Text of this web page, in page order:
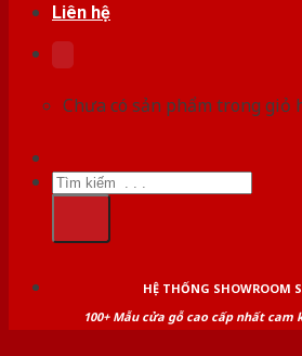
Liên hệ
Chưa có sản phẩm trong giỏ
Tìm
kiếm:
HỆ THỐNG SHOWROOM
100+ Mẫu cửa gỗ cao cấp nhất cam